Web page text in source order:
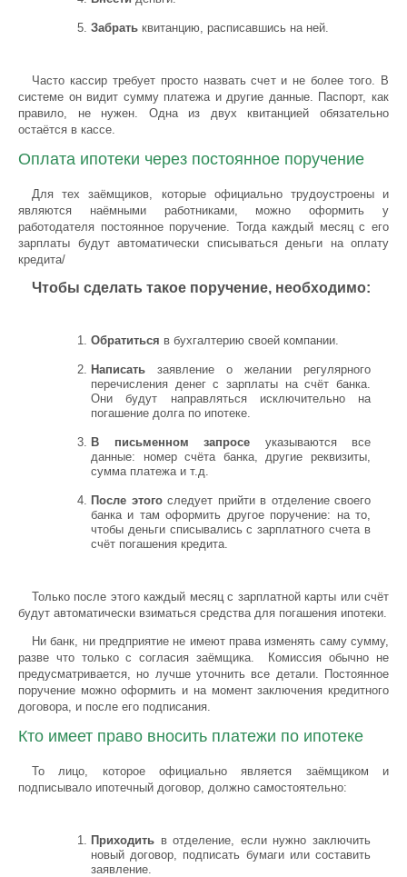
Забрать квитанцию, расписавшись на ней.
Часто кассир требует просто назвать счет и не более того. В
системе он видит сумму платежа и другие данные. Паспорт, как
правило, не нужен. Одна из двух квитанцией обязательно
остаётся в кассе.
Оплата ипотеки через постоянное поручение
Для тех заёмщиков, которые официально трудоустроены и
являются наёмными работниками, можно оформить у
работодателя постоянное поручение. Тогда каждый месяц с его
зарплаты будут автоматически списываться деньги на оплату
кредита/
Чтобы сделать такое поручение, необходимо:
Обратиться в бухгалтерию своей компании.
Написать заявление о желании регулярного
перечисления денег с зарплаты на счёт банка.
Они будут направляться исключительно на
погашение долга по ипотеке.
В письменном запросе указываются все
данные: номер счёта банка, другие реквизиты,
сумма платежа и т.д.
После этогоследует прийти в отделение своего
банка и там оформить другое поручение: на то,
чтобы деньги списывались с зарплатного счета в
счёт погашения кредита.
Только после этого каждый месяц с зарплатной карты или счёт
будут автоматически взиматься средства для погашения ипотеки.
Ни банк, ни предприятие не имеют права изменять саму сумму,
разве что только с согласия заёмщика. Комиссия обычно не
предусматривается, но лучше уточнить все детали. Постоянное
поручение можно оформить и на момент заключения кредитного
договора, и после его подписания.
Кто имеет право вносить платежи по ипотеке
То лицо, которое официально является заёмщиком и
подписывало ипотечный договор, должно самостоятельно:
Приходить в отделение, если нужно заключить
новый договор, подписать бумаги или составить
заявление.